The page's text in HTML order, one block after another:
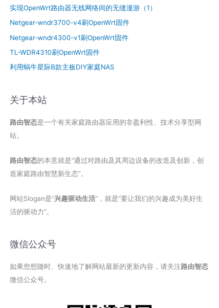
实现OpenWrt路由器无线网络间的无缝漫游（1）
Netgear-wndr3700-v4刷OpenWrt固件
Netgear-wndr4300-v1刷OpenWrt固件
TL-WDR4310刷OpenWrt固件
利用蜗牛星际B款主板DIY家庭NAS
关于本站
路由智态是一个有关家庭路由器应用的非盈利性、技术分享型网
站。
路由智态的本意就是“通过对路由及其周边设备的改造及创新，创
造家庭路由智慧新生态”。
网站Slogan是“兴趣驱动生活”，就是“要让我们的兴趣成为美好生
活的驱动力”。
微信公众号
如果您想随时、快速地了解网站最新的更新内容，请关注路由智态
微信公众号。